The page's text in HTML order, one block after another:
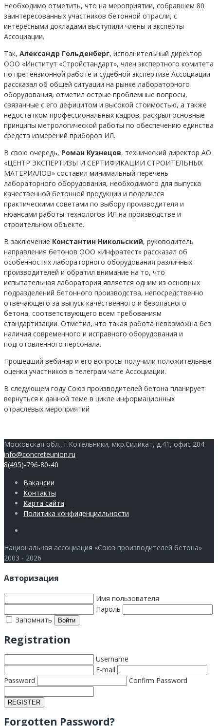
Необходимо отметить, что на мероприятии, собравшем 80
заинтересованных участников бетонной отрасли, с
интересными докладами выступили члены и эксперты
Ассоциации.
Так, Александр Гольденберг, исполнительный директор
ООО «Институт «Стройстандарт», член экспертного комитета
по претензионной работе и судебной экспертизе Ассоциации
рассказал об общей ситуации на рынке лабораторного
оборудования, отметил острые проблемные вопросы,
связанные с его дефицитом и высокой стоимостью, а также
недостатком профессиональных кадров, раскрыл основные
принципы метрологической работы по обеспечению единства
средств измерений приборов ИЛ.
В свою очередь, Роман Кузнецов, технический директор АО
«ЦЕНТР ЭКСПЕРТИЗЫ И СЕРТИФИКАЦИИ СТРОИТЕЛЬНЫХ
МАТЕРИАЛОВ» составил минимальный перечень
лабораторного оборудования, необходимого для выпуска
качественной бетонной продукции и поделился
практическими советами по выбору производителя и
нюансами работы технологов ИЛ на производстве и
строительном объекте.
В заключение Константин Никольский, руководитель
направления бетонов ООО «Инфратест» рассказал об
особенностях лабораторного оборудования различных
производителей и обратил внимание на то, что
испытательная лаборатория является одним из основных
подразделений бетонного производства, непосредственно
отвечающего за выпуск качественного и безопасного
бетона, соответствующего всем требованиям
стандартизации. Отметил, что такая работа невозможна без
наличия современного и исправного оборудования и
подготовленного персонала.
Прошедший вебинар и его вопросы получили положительные
оценки участников в телеграм чате Ассоциации.
В следующем году Союз производителей бетона планирует
вернуться к данной теме в цикле информационных
отраслевых мероприятий
Московская обл., г.Котельники, мкр.Силикат, д.41, офис 204
info@concreteunion.ru
8(495)-796-80-40
Вакансии
Контакты
Карта сайта
Политика конфиденциальности
Национальная ассоциация «Союз производителей бетона»
2003 - 2026
Авторизация
Имя пользователя
Пароль
Запомнить
Registration
Username
E-mail
Password
Confirm Password
Forgotten Password?